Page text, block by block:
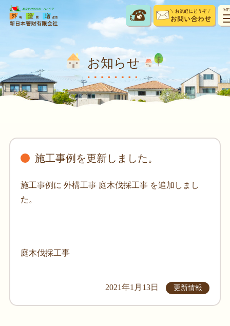
お知らせ
施工事例を更新しました。
施工事例に 外構工事 庭木伐採工事 を追加しまし
た。
庭木伐採工事
2021年1月13日 更新情報